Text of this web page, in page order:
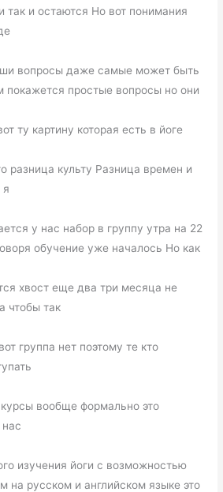
так и остаются Но вот понимания
вопросы даже самые может быть
покажется простые вопросы но они
ту картину которая есть в йоге
разница культу Разница времен и
я
у нас набор в группу утра на 22
обучение уже началось Но как
хвост еще два три месяца не
чтобы так
группа нет поэтому те кто
вообще формально это
изучения йоги с возможностью
на русском и английском языке это